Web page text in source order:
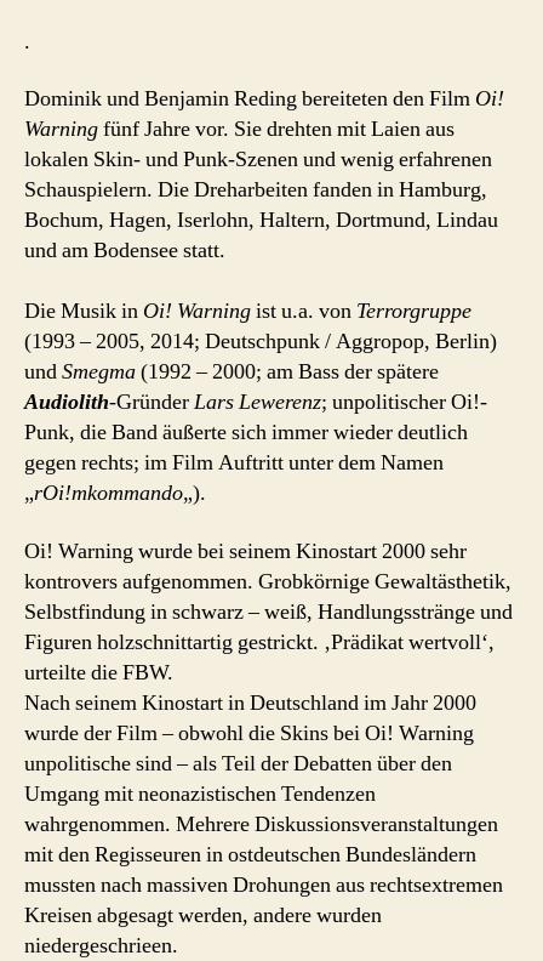
.
Dominik und Benjamin Reding bereiteten den Film Oi!
Warningfünf Jahre vor. Sie drehten mit Laien aus
lokalen Skin- und Punk-Szenen und wenig erfahrenen
Schauspielern. Die Dreharbeiten fanden in Hamburg,
Bochum, Hagen, Iserlohn, Haltern, Dortmund, Lindau
und am Bodensee statt.
Die Musik in Oi! Warningist u.a. von Terrorgruppe
(1993 – 2005, 2014; Deutschpunk / Aggropop, Berlin)
undSmegma(1992 – 2000; am Bass der spätere
Audiolith-GründerLars Lewerenz; unpolitischer Oi!-
Punk, die Band äußerte sich immer wieder deutlich
gegen rechts; im Film Auftritt unter dem Namen
„rOi!mkommando„).
Oi! Warning wurde bei seinem Kinostart 2000 sehr
kontrovers aufgenommen. Grobkörnige Gewaltästhetik,
Selbstfindung in schwarz – weiß, Handlungsstränge und
Figuren holzschnittartig gestrickt. ‚Prädikat wertvoll‘,
urteilte die FBW.
Nach seinem Kinostart in Deutschland im Jahr 2000
wurde der Film – obwohl die Skins bei Oi! Warning
unpolitische sind – als Teil der Debatten über den
Umgang mit neonazistischen Tendenzen
wahrgenommen. Mehrere Diskussionsveranstaltungen
mit den Regisseuren in ostdeutschen Bundesländern
mussten nach massiven Drohungen aus rechtsextremen
Kreisen abgesagt werden, andere wurden
niedergeschrieen.